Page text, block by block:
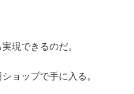
現できるのだ。
ョップで手に入る。